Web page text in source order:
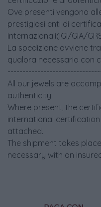
Ove presenti vengono
prestigiosi enti di
internazionali(IGI/GIA/
La spedizione avviene
qualora necessario con
All our jewels are
authenticity.
Where present, the
international certification
attached.
The shipment takes
necessary with an